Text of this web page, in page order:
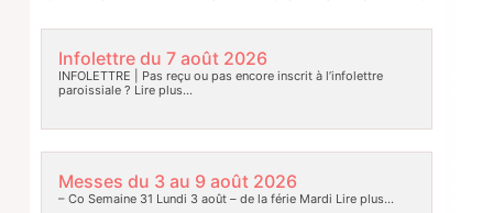
Infolettre du 7 août 2026
INFOLETTRE | Pas reçu ou pas encore inscrit à l’infolettre
paroissiale ? Lire plus…
Messes du 3 au 9 août 2026
– Co Semaine 31 Lundi 3 août – de la férie Mardi Lire plus…